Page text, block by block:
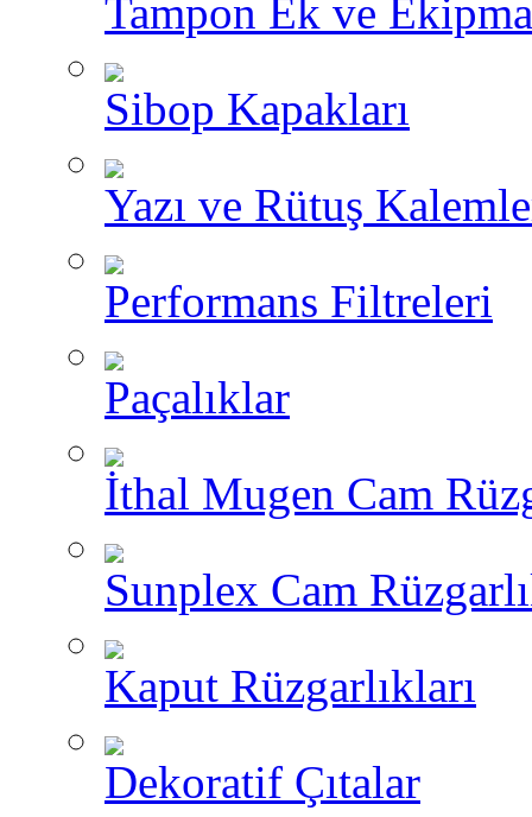
Tampon Ek ve
Sibop Kapakları
Yazı ve Rütuş
Performans Filtreleri
Paçalıklar
İthal Mugen Cam
Sunplex Cam
Kaput Rüzgarlıkları
Dekoratif Çıtalar